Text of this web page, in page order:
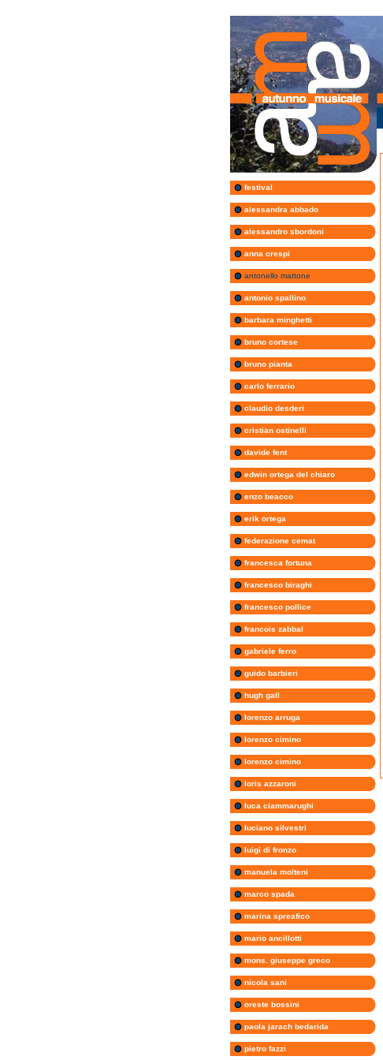
festival
alessandra abbado
alessandro sbordoni
anna crespi
antonello mattone
antonio spallino
barbara minghetti
bruno cortese
bruno pianta
carlo ferrario
claudio desderi
cristian ostinelli
davide fent
edwin ortega del chiaro
enzo beacco
erik ortega
federazione cemat
francesca fortuna
francesco biraghi
francesco pollice
francois zabbal
gabriele ferro
guido barbieri
hugh gall
lorenzo arruga
lorenzo cimino
lorenzo cimino
loris azzaroni
luca ciammarughi
luciano silvestri
luigi di fronzo
manuela molteni
marco spada
marina spreafico
mario ancillotti
mons. giuseppe greco
nicola sani
oreste bossini
paola jarach bedarida
pietro fazzi